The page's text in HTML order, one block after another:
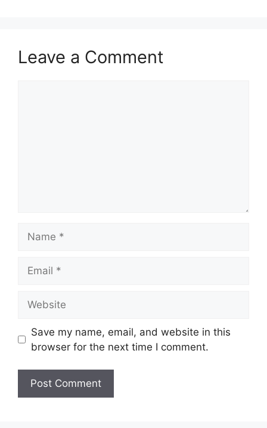
Leave a Comment
Save my name, email, and website in this
browser for the next time I comment.